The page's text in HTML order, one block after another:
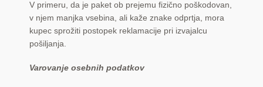
V primeru, da je paket ob prejemu fizično poškodovan,
v njem manjka vsebina, ali kaže znake odprtja, mora
kupec sprožiti postopek reklamacije pri izvajalcu
pošiljanja.
Varovanje osebnih podatkov